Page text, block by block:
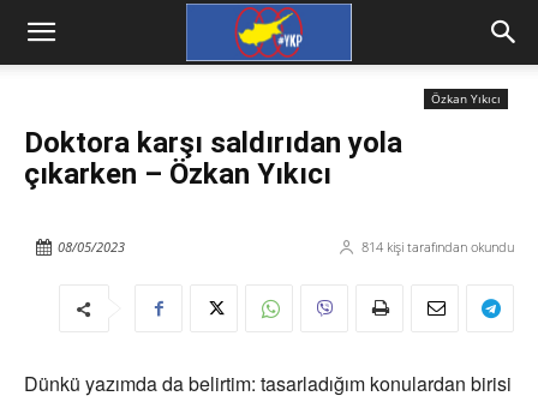
Özkan Yıkıcı
Doktora karşı saldırıdan yola
çıkarken – Özkan Yıkıcı
814 kişi tarafından okundu
08/05/2023
Dünkü yazımda da belirtim: tasarladığım konulardan birisi